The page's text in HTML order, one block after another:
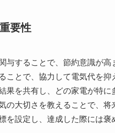
要性
与することで、節約意識が
ことで、協力して電気代を
果を共有し、どの家電が特
の大切さを教えることで、
を設定し、達成した際には